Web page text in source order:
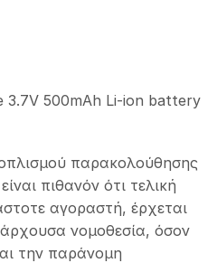
3.7V 500mAh Li-ion battery
παρακολούθησης
πιθανόν ότι τελική
αγοραστή, έρχεται
νομοθεσία, όσον
την παράνομη